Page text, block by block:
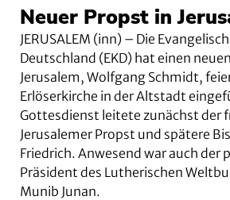
Neuer Propst in
JERUSALEM (inn) – Die
Deutschland (EKD) hat einen
Jerusalem, Wolfgang Schmidt,
Erlöserkirche in der Altstadt
Gottesdienst leitete zunächst der
Jerusalemer Propst und spätere
Friedrich. Anwesend war auch der
Präsident des Lutherischen
Munib Junan.